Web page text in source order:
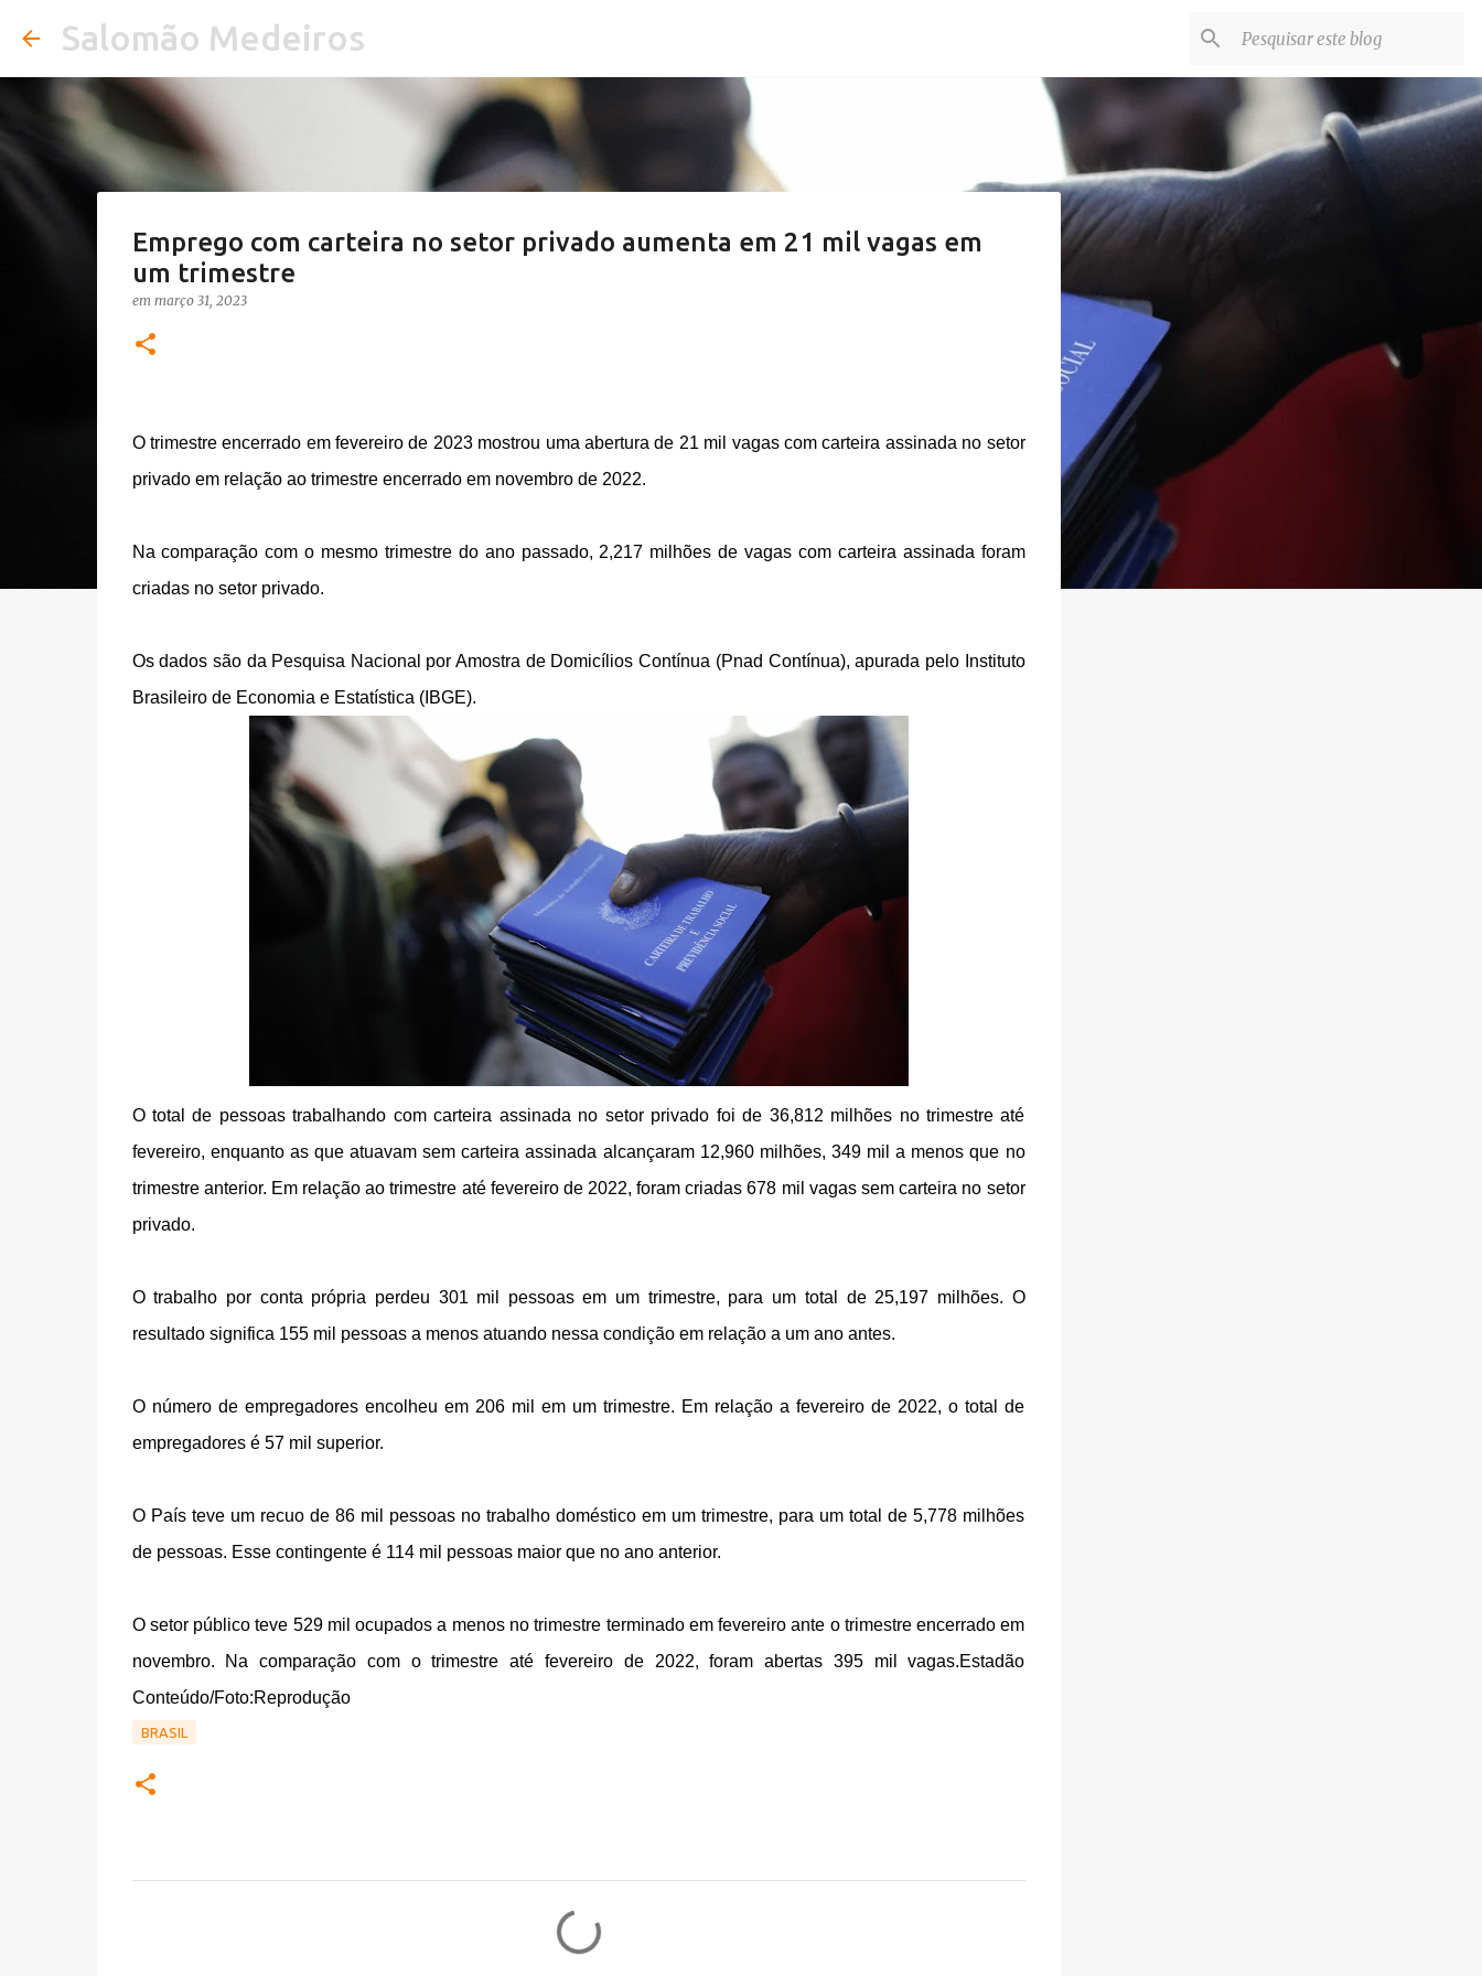
Salomão Medeiros
Emprego com carteira no setor privado aumenta em 21 mil vagas em
um trimestre
em março 31, 2023
O trimestre encerrado em fevereiro de 2023 mostrou uma abertura de 21 mil vagas com carteira assinada no setor
privado em relação ao trimestre encerrado em novembro de 2022.
Na comparação com o mesmo trimestre do ano passado, 2,217 milhões de vagas com carteira assinada foram
criadas no setor privado.
Os dados são da Pesquisa Nacional por Amostra de Domicílios Contínua (Pnad Contínua), apurada pelo Instituto
Brasileiro de Economia e Estatística (IBGE).
O total de pessoas trabalhando com carteira assinada no setor privado foi de 36,812 milhões no trimestre até
fevereiro, enquanto as que atuavam sem carteira assinada alcançaram 12,960 milhões, 349 mil a menos que no
trimestre anterior. Em relação ao trimestre até fevereiro de 2022, foram criadas 678 mil vagas sem carteira no setor
privado.
O trabalho por conta própria perdeu 301 mil pessoas em um trimestre, para um total de 25,197 milhões. O
resultado significa 155 mil pessoas a menos atuando nessa condição em relação a um ano antes.
O número de empregadores encolheu em 206 mil em um trimestre. Em relação a fevereiro de 2022, o total de
empregadores é 57 mil superior.
O País teve um recuo de 86 mil pessoas no trabalho doméstico em um trimestre, para um total de 5,778 milhões
de pessoas. Esse contingente é 114 mil pessoas maior que no ano anterior.
O setor público teve 529 mil ocupados a menos no trimestre terminado em fevereiro ante o trimestre encerrado em
novembro. Na comparação com o trimestre até fevereiro de 2022, foram abertas 395 mil vagas.Estadão
Conteúdo/Foto:Reprodução
BRASIL